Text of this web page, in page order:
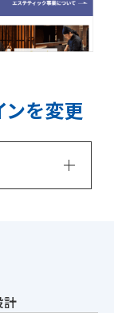
ンを変更
計